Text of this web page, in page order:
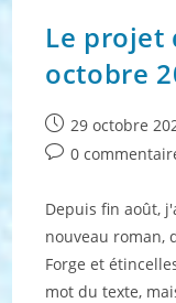
Le projet
octobre
Publication
publiée :
29 octobre
Commentaires
publication :
0
Depuis fin août,
nouveau roman,
Forge et
mot du texte,